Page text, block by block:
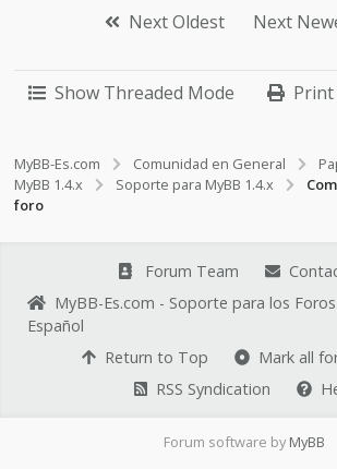
Next Oldest Next
Show Threaded Mode
MyBB-Es.com Comunidad en General
MyBB 1.4.x
Soporte para MyBB 1.4.x
foro
Forum Team
MyBB-Es.com - Soporte para los
Español
Return to Top
Mark all
RSS Syndication
Forum software by MyBB